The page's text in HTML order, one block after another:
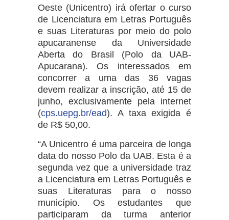
Oeste (Unicentro) irá ofertar o curso
de Licenciatura em Letras Português
e suas Literaturas por meio do polo
apucaranense da Universidade
Aberta do Brasil (Polo da UAB-
Apucarana). Os interessados em
concorrer a uma das 36 vagas
devem realizar a inscrição, até 15 de
junho, exclusivamente pela internet
(cps.uepg.br/ead). A taxa exigida é
de R$ 50,00.
“A Unicentro é uma parceira de longa
data do nosso Polo da UAB. Esta é a
segunda vez que a universidade traz
a Licenciatura em Letras Português e
suas Literaturas para o nosso
município. Os estudantes que
participaram da turma anterior